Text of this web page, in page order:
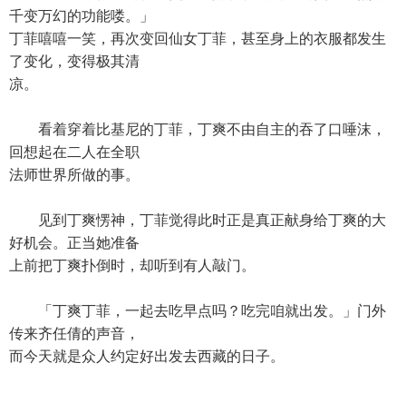
千变万幻的功能喽。」
丁菲嘻嘻一笑，再次变回仙女丁菲，甚至身上的衣服都发生
了变化，变得极其清
凉。
看着穿着比基尼的丁菲，丁爽不由自主的吞了口唾沫，
回想起在二人在全职
法师世界所做的事。
见到丁爽愣神，丁菲觉得此时正是真正献身给丁爽的大
好机会。正当她准备
上前把丁爽扑倒时，却听到有人敲门。
「丁爽丁菲，一起去吃早点吗？吃完咱就出发。」门外
传来齐任倩的声音，
而今天就是众人约定好出发去西藏的日子。